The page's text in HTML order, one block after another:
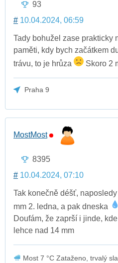
93
# 10.04.2024, 06:59
Tady bohužel zase prakticky
paměti, kdy bych začátkem
trávu, to je hrůza
Skoro 2
Praha 9
MostMost
8395
# 10.04.2024, 07:10
Tak konečně déšť,
mm 2. ledna, a pak dneska
Doufám, že zaprší i jinde,
lehce nad 14 mm
Most 7 °C Zataženo, trvalý